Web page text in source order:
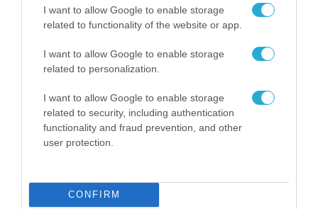
I want to allow Google to enable storage
related to functionality of the website or app.
I want to allow Google to enable storage
related to personalization.
I want to allow Google to enable storage
related to security, including authentication
functionality and fraud prevention, and other
user protection.
CONFIRM
ακόμη και το… Σύνταγμα ως
αυθαίρετη παραλία